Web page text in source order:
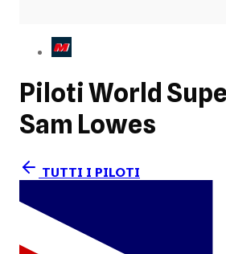
Piloti World
Sam Lowes
TUTTI I PILOTI